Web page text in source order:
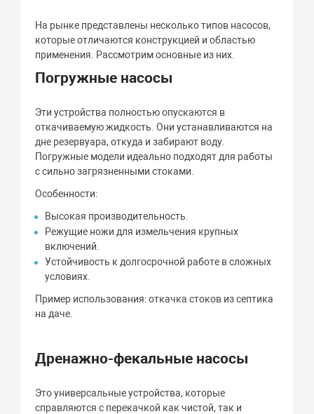
На рынке представлены несколько типов насосов,
которые отличаются конструкцией и областью
применения. Рассмотрим основные из них.
Погружные насосы
Эти устройства полностью опускаются в
откачиваемую жидкость. Они устанавливаются на
дне резервуара, откуда и забирают воду.
Погружные модели идеально подходят для работы
с сильно загрязненными стоками.
Особенности:
Высокая производительность.
Режущие ножи для измельчения крупных
включений.
Устойчивость к долгосрочной работе в сложных
условиях.
Пример использования: откачка стоков из септика
на даче.
Дренажно-фекальные насосы
Это универсальные устройства, которые
справляются с перекачкой как чистой, так и